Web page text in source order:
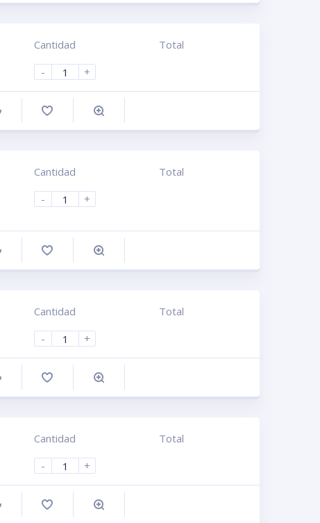
Cantidad
-
+
Total
Comprar
Cantidad
-
+
Total
Comprar
Cantidad
-
+
Total
Comprar
Cantidad
-
+
Total
Comprar